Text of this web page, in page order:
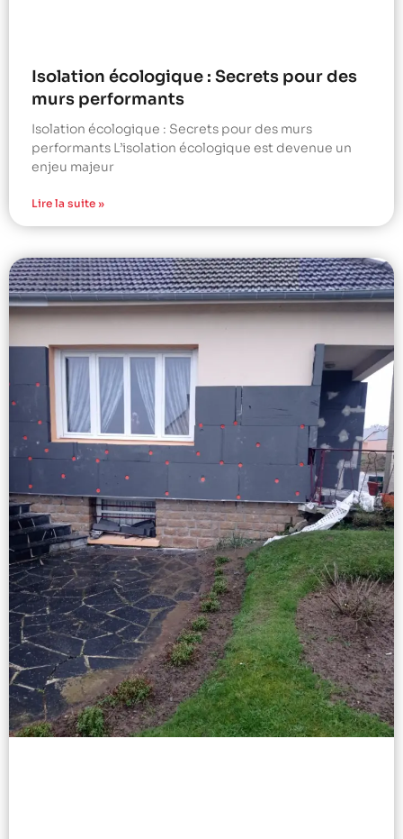
Isolation écologique : Secrets pour des
murs performants
Isolation écologique : Secrets pour des murs
performants L’isolation écologique est devenue un
enjeu majeur
Lire la suite »